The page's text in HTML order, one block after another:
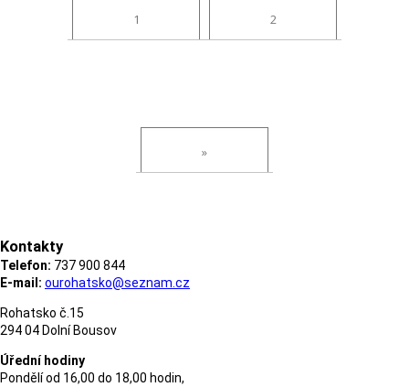
1 2
»
Kontakty
Telefon: 737 900 844
E-mail: ourohatsko@seznam.cz
Rohatsko č.15
294 04 Dolní Bousov
Úřední hodiny
Pondělí od 16,00 do 18,00 hodin,